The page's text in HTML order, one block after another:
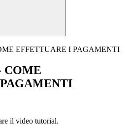
EFFETTUARE I PAGAMENTI
COME
il video tutorial.